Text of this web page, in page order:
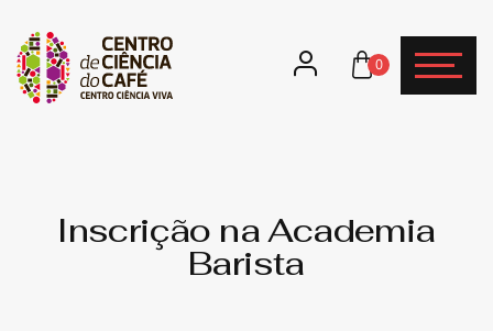
0
Inscrição na Academia
Barista